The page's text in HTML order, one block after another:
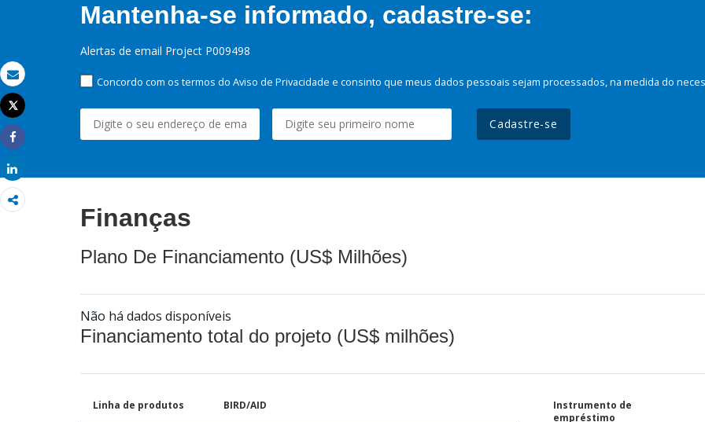
Email
Imprimir
Tweet
Share
Mantenha-se informado, cadastre-se:
Alertas de email Project P009498
Concordo com os termos do Aviso de Privacidade e consinto que meus dados pessoais sejam processados, na medida do
Cadastre-se
Finanças
Plano De Financiamento (US$ Milhões)
Não há dados disponíveis
Financiamento total do projeto (US$ milhões)
Linha de produtos BIRD/AID
Instrumento de
empréstimo